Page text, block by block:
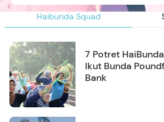
Haibunda Squad
7 Potret
Ikut Bunda
Bank